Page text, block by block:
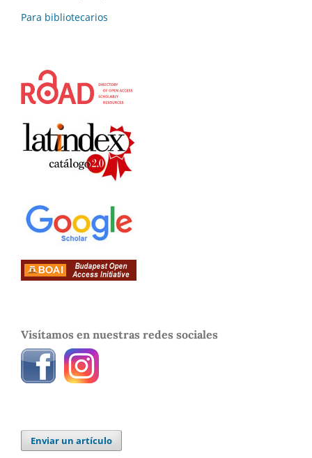
Para bibliotecarios
Visítamos en nuestras redes sociales
Enviar un artículo